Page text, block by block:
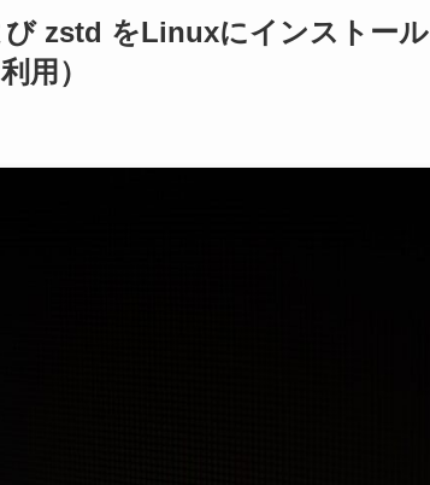
zstd をLinuxにインストール
用）